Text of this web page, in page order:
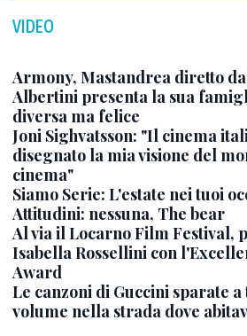
VIDEO
Armony, Mastandrea diretto da
Albertini presenta la sua
diversa ma felice
Joni Sighvatsson: "Il cinema
disegnato la mia visione del
cinema"
Siamo Serie: L'estate nei tuoi
Attitudini: nessuna, The bear
Al via il Locarno Film Festival,
Isabella Rossellini con
Award
Le canzoni di Guccini sparate a
volume nella strada dove